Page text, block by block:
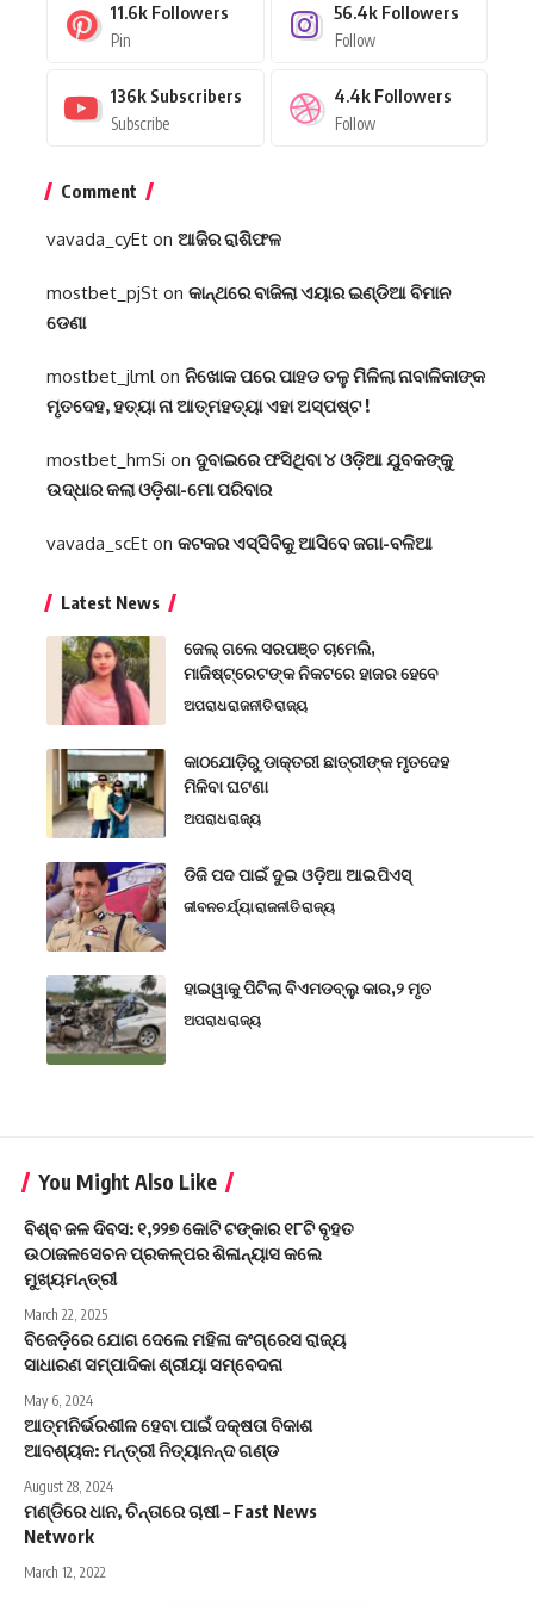
11.6k Followers
Pin
56.4k Followers
Follow
136k Subscribers
Subscribe
4.4k Followers
Follow
Comment
vavada_cyEt on ଆଜିର ରାଶିଫଳ
mostbet_pjSt on କାନ୍ଥରେ ବାଜିଲା ଏୟାର ଇଣ୍ଡିଆ ବିମାନ
ଡେଣା
mostbet_jlmlon ନିଖୋକ ପରେ ପାହଡ ତଳୁ ମିଳିଲା ନାବାଳିକାଙ୍କ
ମୃତଦେହ, ହତ୍ୟା ନା ଆତ୍ମହତ୍ୟା ଏହା ଅସ୍ପଷ୍ଟ !
mostbet_hmSi on ଦୁବାଇରେ ଫସିଥିବା ୪ ଓଡ଼ିଆ ଯୁବକଙ୍କୁ
ଉଦ୍ଧାର କଲା ଓଡ଼ିଶା-ମୋ ପରିବାର
vavada_scEt on କଟକର ଏସ୍‌ସିବିକୁ ଆସିବେ ଜଗା-ବଳିଆ
Latest News
ଜେଲ୍ ଗଲେ ସରପଞ୍ଚ ଚାମେଲି,
ମାଜିଷ୍ଟ୍ରେଟଙ୍କ ନିକଟରେ ହାଜର ହେବେ
ଅପରାଧରାଜନୀତିରାଜ୍ୟ
କାଠଯୋଡ଼ିରୁ ଡାକ୍ତରୀ ଛାତ୍ରୀଙ୍କ ମୃତଦେହ
ମିଳିବା ଘଟଣା
ଅପରାଧରାଜ୍ୟ
ଡିଜି ପଦ ପାଇଁ ଦୁଇ ଓଡ଼ିଆ ଆଇପିଏସ୍
ଜୀବନଚର୍ଯ୍ୟାରାଜନୀତିରାଜ୍ୟ
ହାଇୱାକୁ ପିଟିଲା ବିଏମଡବ୍ଲୁ କାର,୨ ମୃତ
ଅପରାଧରାଜ୍ୟ
You Might Also Like
ବିଶ୍ବ ଜଳ ଦିବସ: ୧,୨୨୭ କୋଟି ଟଙ୍କାର ୧୮ଟି ବୃହତ
ଉଠାଜଳସେଚନ ପ୍ରକଳ୍ପର ଶିଳାନ୍ୟାସ କଲେ
ମୁଖ୍ୟମନ୍ତ୍ରୀ
March 22, 2025
ବିଜେଡ଼ିରେ ଯୋଗ ଦେଲେ ମହିଳା କଂଗ୍ରେସ ରାଜ୍ୟ
ସାଧାରଣ ସମ୍ପାଦିକା ଶ୍ରୀୟା ସମ୍ବେଦନା
May 6, 2024
ଆତ୍ମନିର୍ଭରଶୀଳ ହେବା ପାଇଁ ଦକ୍ଷତା ବିକାଶ
ଆବଶ୍ୟକ: ମନ୍ତ୍ରୀ ନିତ୍ୟାନନ୍ଦ ଗଣ୍ଡ
August 28, 2024
ମଣ୍ଡିରେ ଧାନ, ଚିନ୍ତାରେ ଚାଷୀ – Fast News
Network
March 12, 2022